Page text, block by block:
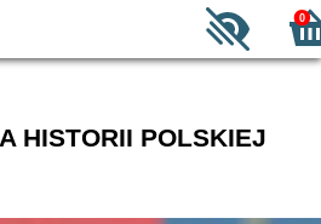
0
HISTORII POLSKIEJ